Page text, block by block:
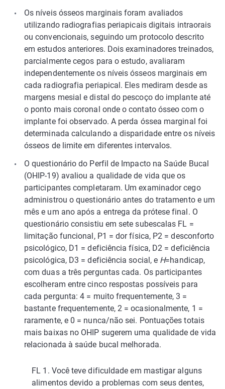
Os níveis ósseos marginais foram avaliados
utilizando radiografias periapicais digitais intraorais
ou convencionais, seguindo um protocolo descrito
em estudos anteriores. Dois examinadores treinados,
parcialmente cegos para o estudo, avaliaram
independentemente os níveis ósseos marginais em
cada radiografia periapical. Eles mediram desde as
margens mesial e distal do pescoço do implante até
o ponto mais coronal onde o contato ósseo com o
implante foi observado. A perda óssea marginal foi
determinada calculando a disparidade entre os níveis
ósseos de limite em diferentes intervalos.
O questionário do Perfil de Impacto na Saúde Bucal
(OHIP-19) avaliou a qualidade de vida que os
participantes completaram. Um examinador cego
administrou o questionário antes do tratamento e um
mês e um ano após a entrega da prótese final. O
questionário consistiu em sete subescalas FL =
limitação funcional, P1 = dor física, P2 = desconforto
psicológico, D1 = deficiência física, D2 = deficiência
psicológica, D3 = deficiência social, e H=handicap,
com duas a três perguntas cada. Os participantes
escolheram entre cinco respostas possíveis para
cada pergunta: 4 = muito frequentemente, 3 =
bastante frequentemente, 2 = ocasionalmente, 1 =
raramente, e 0 = nunca/não sei. Pontuações totais
mais baixas no OHIP sugerem uma qualidade de vida
relacionada à saúde bucal melhorada.
FL 1. Você teve dificuldade em mastigar alguns
alimentos devido a problemas com seus dentes,